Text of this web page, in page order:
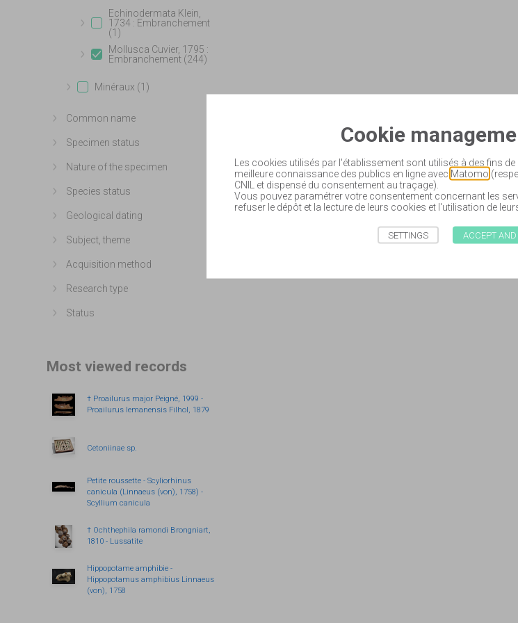
Show more
Echinodermata Klein,
1734 : Embranchement
(1)
Show more
Mollusca Cuvier, 1795 :
Embranchement (244)
Show moreMinéraux (1)
Show more
Common name
Show more
Specimen status
Show more
Nature of the specimen
Show more
Species status
Show more
Geological dating
Show more
Subject, theme
Show more
Acquisition method
Show more
Research type
Show more
Status
Most viewed records
† Proailurus major Peigné, 1999 -
Proailurus lemanensis Filhol, 1879
Cetoniinae sp.
Petite roussette - Scyliorhinus
canicula (Linnaeus (von), 1758) -
Scyllium canicula
† Ochthephila ramondi Brongniart,
1810 - Lussatite
Hippopotame amphibie -
Hippopotamus amphibius Linnaeus
(von), 1758
Cookie
Les cookies utilisés par l'établissement sont utilisés à des fins
meilleure connaissance des publics en ligne avec Matomo
CNIL et dispensé du consentement au traçage).
Vous pouvez paramétrer votre consentement concernant les
refuser le dépôt et la lecture de leurs cookies et l'utilisation de
SETTINGS ACCEPT